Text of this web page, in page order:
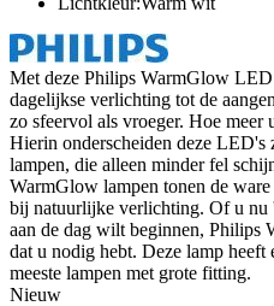
Met deze Philips WarmGlow
dagelijkse verlichting tot de
zo sfeervol als vroeger. Hoe meer
Hierin onderscheiden deze
lampen, die alleen minder fel
WarmGlow lampen tonen de
bij natuurlijke verlichting. Of u nu
aan de dag wilt beginnen, Philips
dat u nodig hebt. Deze lamp
meeste lampen met grote fitting.
Nieuw